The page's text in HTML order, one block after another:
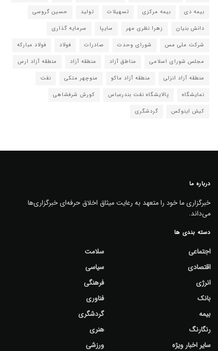
بیمه دی
بیمه مرکزی تسهیلات تولید
حسین گروسی
دانش بنیان
زهرا نظری مهر سایپا
سرمایه گذاری
شرکت ملی مس
شورای وحدت صادرات فولاد
فولاد مبارکه
مجلس شورای اسلامی
مناطق آزاد منطقه آزاد
منطقه آزاد ارس
منطقه آزاد انزلی
منطقه آزاد ماکو منوچهر متکی
نفت
نمایشگاه
پالایشگاه نفت بندرعباس
کورش شرفشاهی
کیش اینوکس
گردشگری
درباره ما
خبرگزاری ما خود را متعهد به رعایت میثاق اخلاق حرفه‌ای خبرگزاری‌ها
می‌داند.
دسته بندی ها
اجتماعی
اقتصادی
انرژی
بانک
بیمه
رنگارنگ
سایر اخبار ویژه
سلامت
سیاسی
فرهنگی
فناوری
گردشگری
هنری
ورزشی